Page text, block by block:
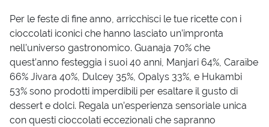
Per le feste di fine anno, arricchisci le tue ricette con i
cioccolati iconici che hanno lasciato un’impronta
nell’universo gastronomico. Guanaja 70% che
quest’anno festeggia i suoi 40 anni, Manjari 64%, Caraïbe
66% Jivara 40%, Dulcey 35%, Opalys 33%, e Hukambi
53% sono prodotti imperdibili per esaltare il gusto di
dessert e dolci. Regala un’esperienza sensoriale unica
con questi cioccolati eccezionali che sapranno